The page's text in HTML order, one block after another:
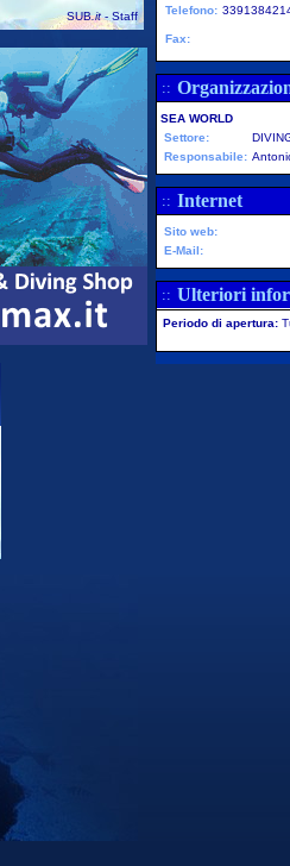
SUB.it- Staff Telefono:
Fax:
::
SEA WORLD
Settore:
Responsabile:
:: Internet
Sito web:
E-Mail:
:: Ulteriori
Periodo di apertura: